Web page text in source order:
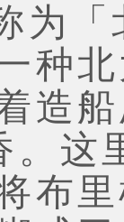
北
种
造
。这
布